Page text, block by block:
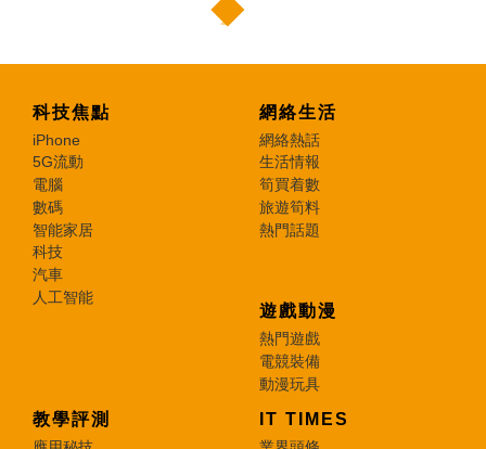
科技焦點
iPhone
5G流動
電腦
數碼
智能家居
科技
汽車
人工智能
網絡生活
網絡熱話
生活情報
筍買着數
旅遊筍料
熱門話題
遊戲動漫
熱門遊戲
電競裝備
動漫玩具
教學評測 IT TIMES